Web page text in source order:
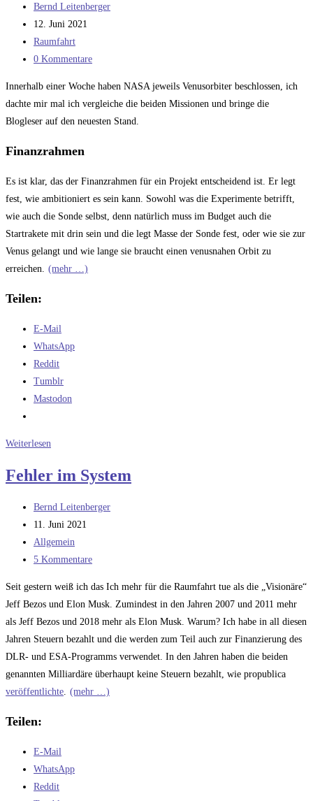
28
Millionen
Beitrags-
Autor:
Bernd Leitenberger
Beitrag
veröffentlicht:
12. Juni 2021
Beitrags-
Kategorie:
Raumfahrt
Beitrags-
0 Kommentare
Innerhalb einer Woche haben NASA jeweils Venusorbiter beschlossen, ich
dachte mir mal ich vergleiche die beiden Missionen und bringe die
Blogleser auf den neuesten Stand.
Finanzrahmen
Es ist klar, das der Finanzrahmen für ein Projekt entscheidend ist. Er legt
fest, wie ambitioniert es sein kann. Sowohl was die Experimente betrifft,
wie auch die Sonde selbst, denn natürlich muss im Budget auch die
Startrakete mit drin sein und die legt Masse der Sonde fest, oder wie sie zur
Venus gelangt und wie lange sie braucht einen venusnahen Orbit zu
erreichen. (mehr …)
Teilen:
E-Mail
WhatsApp
Reddit
Tumblr
Mastodon
Weiterlesen
VERITAS
Fehler im System
Beitrags-
Autor:
Bernd Leitenberger
Beitrag
veröffentlicht:
11. Juni 2021
Beitrags-
Kategorie:
Allgemein
Beitrags-
5 Kommentare
Seit gestern weiß ich das Ich mehr für die Raumfahrt tue als die „Visionäre“
Jeff Bezos und Elon Musk. Zumindest in den Jahren 2007 und 2011 mehr
als Jeff Bezos und 2018 mehr als Elon Musk. Warum? Ich habe in all diesen
Jahren Steuern bezahlt und die werden zum Teil auch zur Finanzierung des
DLR- und ESA-Programms verwendet. In den Jahren haben die beiden
genannten Milliardäre überhaupt keine Steuern bezahlt, wie propublica
veröffentlichte. (mehr …)
Teilen:
E-Mail
WhatsApp
Reddit